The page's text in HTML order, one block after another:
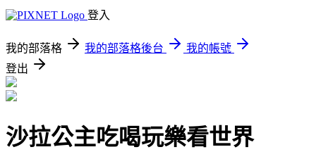
登入
我的部落格 我的部落格後台
我的帳號
登出
沙拉公主吃喝玩樂看世界